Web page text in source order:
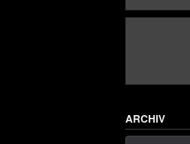
ARCHIV